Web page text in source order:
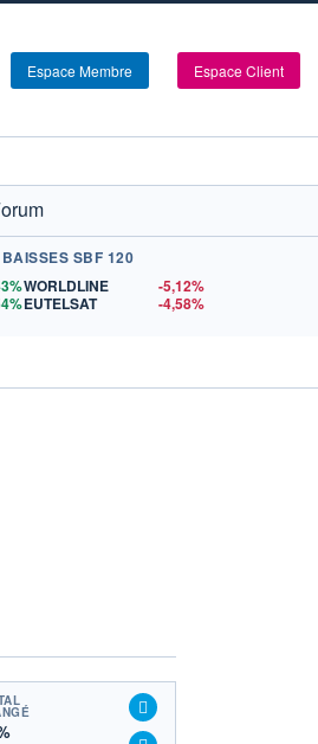
Espace Membre Espace Client
SBF 120
WORLDLINE
-5,12%
EUTELSAT
-4,58%